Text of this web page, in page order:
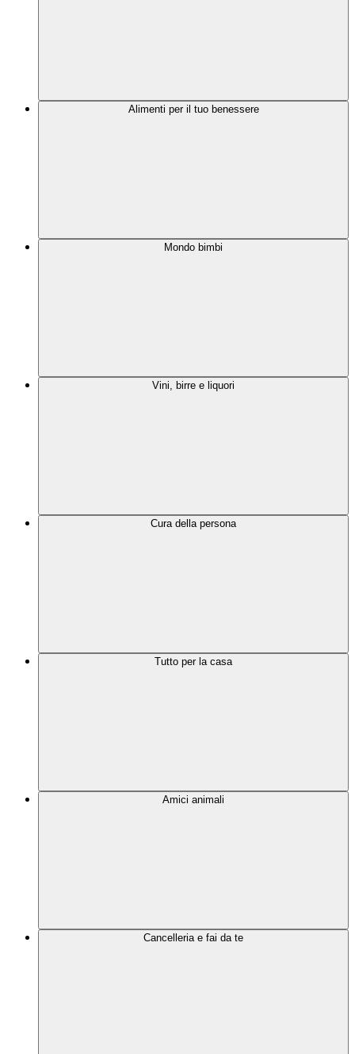
Alimenti per il tuo benessere
Mondo bimbi
Vini, birre e liquori
Cura della persona
Tutto per la casa
Amici animali
Cancelleria e fai da te